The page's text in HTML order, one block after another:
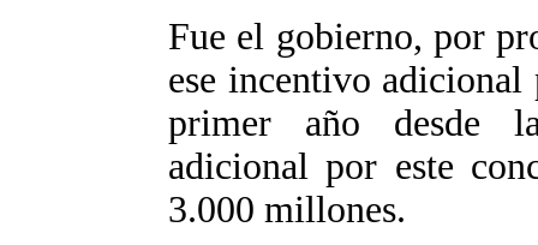
Fue el gobierno, por
ese incentivo adicional
primer año desde
adicional por este
3.000 millones.